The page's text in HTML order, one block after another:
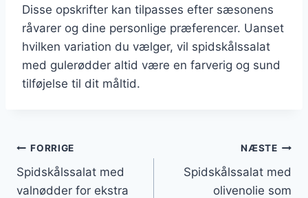
Disse opskrifter kan tilpasses efter sæsonens
råvarer og dine personlige præferencer. Uanset
hvilken variation du vælger, vil spidskålssalat
med gulerødder altid være en farverig og sund
tilføjelse til dit måltid.
Indlægsnavigation
FORRIGE
Spidskålssalat med
valnødder for ekstra
NÆSTE
Spidskålssalat med
olivenolie som